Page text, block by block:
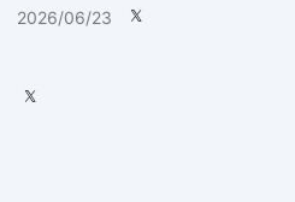
2026/06/23 
